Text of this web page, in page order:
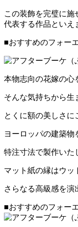
この装飾を完璧に施
代表する作品といえ
■おすすめのフォー
本物志向の花嫁の心
そんな気持ちから生
とくに額の美しさに
ヨーロッパの建築物
特注寸法で製作いた
マット紙の縁はウッ
さらなる高級感を演
■おすすめのフォー